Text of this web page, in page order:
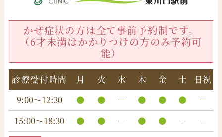
かぜ症状の方は全て事前予約制です。
（6才未満はかかりつけの方のみ予約可
能）
診療受付時間 月 火 水 木 金 土
日祝
9:00～12:30
－
－
15:00～18:30
－ － －